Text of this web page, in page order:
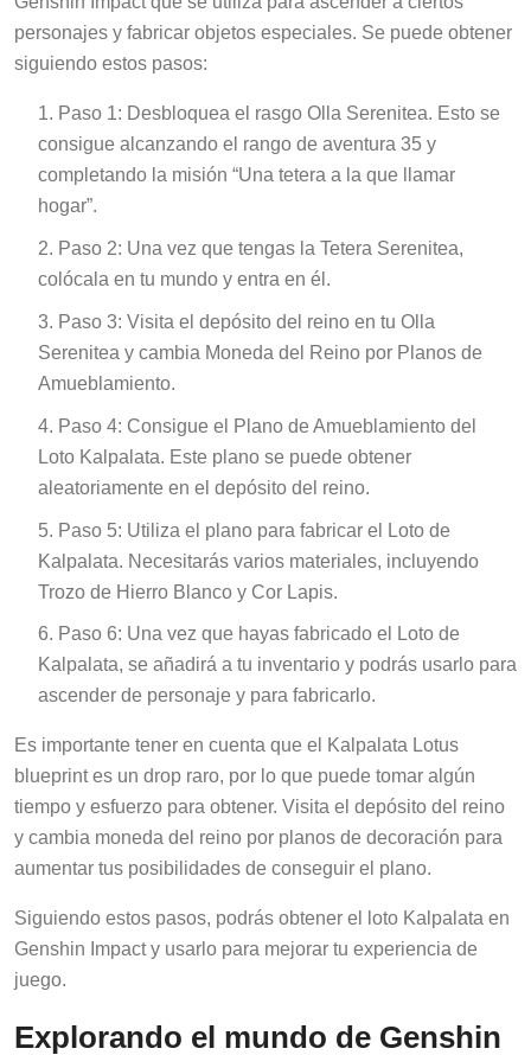
personajes y fabricar objetos especiales. Se puede obtener
siguiendo estos pasos:
Paso 1: Desbloquea el rasgo Olla Serenitea. Esto se
consigue alcanzando el rango de aventura 35 y
completando la misión “Una tetera a la que llamar
hogar”.
Paso 2: Una vez que tengas la Tetera Serenitea,
colócala en tu mundo y entra en él.
Paso 3: Visita el depósito del reino en tu Olla
Serenitea y cambia Moneda del Reino por Planos de
Amueblamiento.
Paso 4: Consigue el Plano de Amueblamiento del
Loto Kalpalata. Este plano se puede obtener
aleatoriamente en el depósito del reino.
Paso 5: Utiliza el plano para fabricar el Loto de
Kalpalata. Necesitarás varios materiales, incluyendo
Trozo de Hierro Blanco y Cor Lapis.
Paso 6: Una vez que hayas fabricado el Loto de
Kalpalata, se añadirá a tu inventario y podrás usarlo para
ascender de personaje y para fabricarlo.
Es importante tener en cuenta que el Kalpalata Lotus
blueprint es un drop raro, por lo que puede tomar algún
tiempo y esfuerzo para obtener. Visita el depósito del reino
y cambia moneda del reino por planos de decoración para
aumentar tus posibilidades de conseguir el plano.
Siguiendo estos pasos, podrás obtener el loto Kalpalata en
Genshin Impact y usarlo para mejorar tu experiencia de
juego.
Explorando el mundo de Genshin